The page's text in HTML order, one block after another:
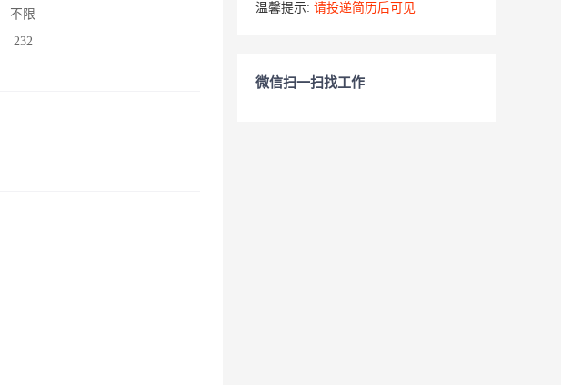
不限
232
温馨提示: 请投递简历后可见
微信扫一扫找工作